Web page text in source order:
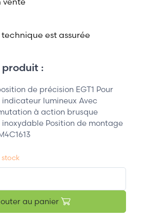
est assurée
:
de précision EGT1 Pour
lumineux Avec
à action brusque
inoxydable Position de montage
stock
au panier